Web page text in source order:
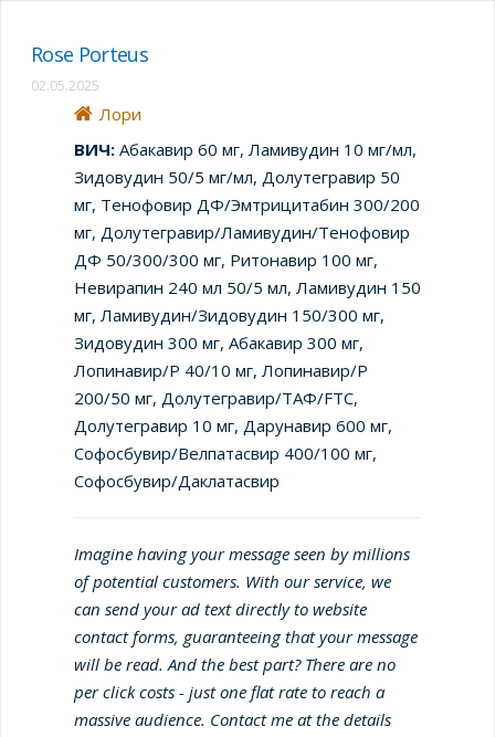
Rose Porteus
02.05.2025
Лори
ВИЧ: Абакавир 60 мг, Ламивудин 10 мг/мл,
Зидовудин 50/5 мг/мл, Долутегравир 50
мг, Тенофовир ДФ/Эмтрицитабин 300/200
мг, Долутегравир/Ламивудин/Тенофовир
ДФ 50/300/300 мг, Ритонавир 100 мг,
Невирапин 240 мл 50/5 мл, Ламивудин 150
мг, Ламивудин/Зидовудин 150/300 мг,
Зидовудин 300 мг, Абакавир 300 мг,
Лопинавир/Р 40/10 мг, Лопинавир/Р
200/50 мг, Долутегравир/ТАФ/FTC,
Долутегравир 10 мг, Дарунавир 600 мг,
Софосбувир/Велпатасвир 400/100 мг,
Софосбувир/Даклатасвир
Imagine having your message seen by millions
of potential customers. With our service, we
can send your ad text directly to website
contact forms, guaranteeing that your message
will be read. And the best part? There are no
per click costs - just one flat rate to reach a
massive audience. Contact me at the details